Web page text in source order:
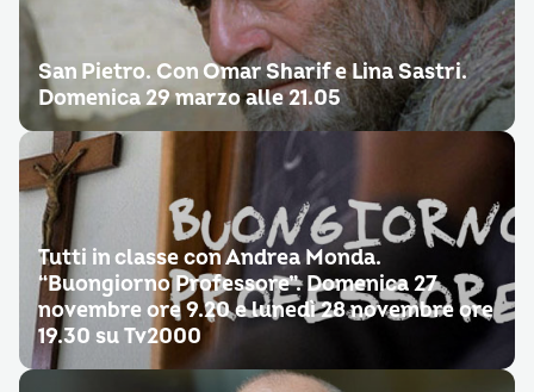
San Pietro. Con Omar Sharif e Lina Sastri.
Domenica 29 marzo alle 21.05
Tutti in classe con Andrea Monda.
“Buongiorno Professore”. Domenica 27
novembre ore 9.20 e lunedì 28 novembre ore
19.30 su Tv2000